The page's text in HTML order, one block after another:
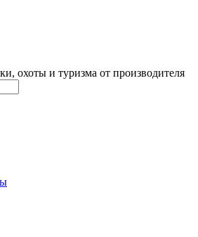
охоты и туризма от производителя